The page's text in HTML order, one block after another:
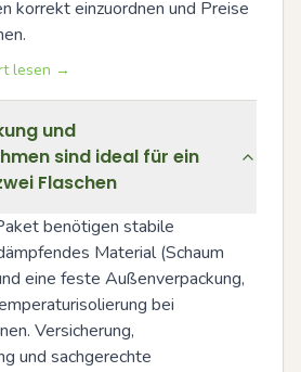
korrekt einzuordnen und Preise
lesen →
und
sind ideal für ein
Flaschen
benötigen stabile
Material (Schaum
eine feste Außenverpackung,
bei
Versicherung,
und sachgerechte